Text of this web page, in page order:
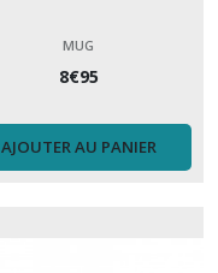
MUG
8€95
AJOUTER AU PANIER